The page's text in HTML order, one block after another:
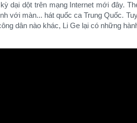
dại dột trên mạng Internet mới đây.
với màn... hát quốc ca Trung Quốc.
dân nào khác, Li Ge lại có những